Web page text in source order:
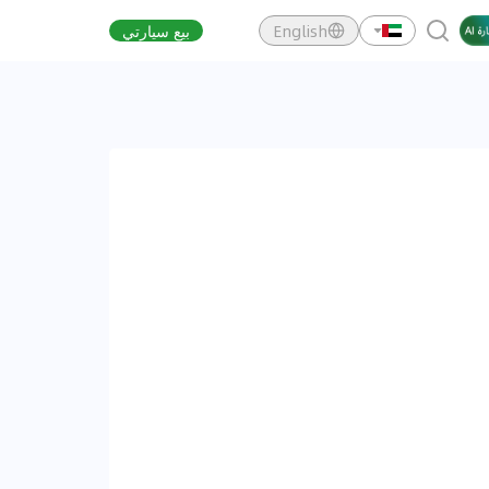
English بيع سيارتي